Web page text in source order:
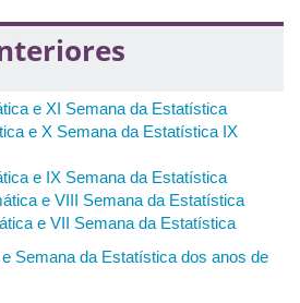
aceitos na modalidade
até dia 30/09/2022. O
de apresentações virtuais
e XI Semana da Estatística
e X Semana da Estatística IX
e IX Semana da Estatística
e VIII Semana da Estatística
e VII Semana da Estatística
Semana da Estatística dos anos de